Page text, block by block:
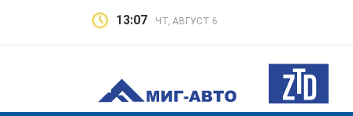
13:07 ЧТ, АВГУСТ 6